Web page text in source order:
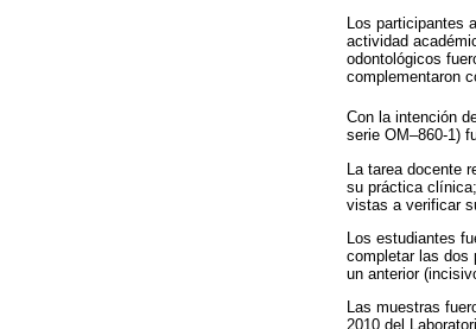
Los participantes
actividad
odontológicos
complementaron
Con la intención
serie OM–860-1)
La tarea docente
su práctica
vistas a verificar
Los estudiantes
completar las dos
un anterior
Las muestras
2010 del